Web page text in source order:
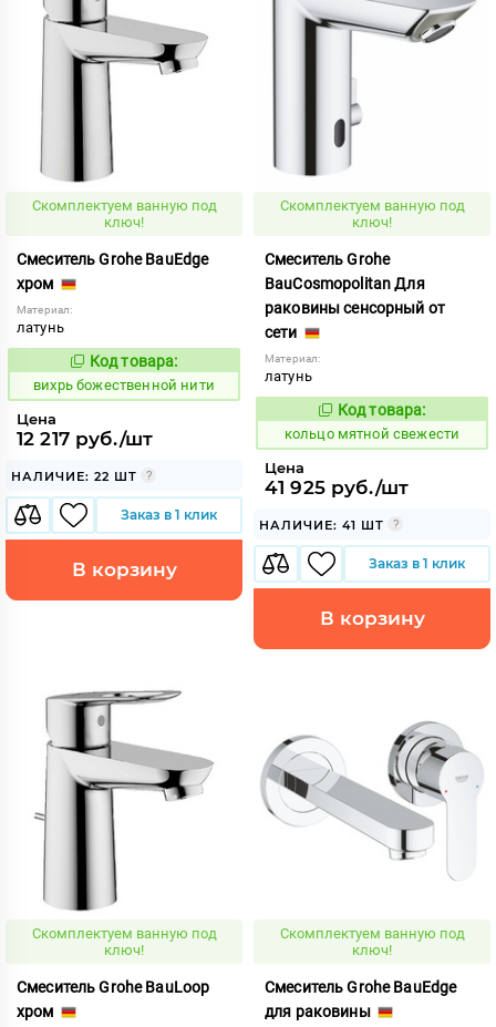
Скомплектуем ванную под
ключ!
Смеситель Grohe BauEdge
хром
Материал:
латунь
Код:
157060
Код товара:
вихрь божественной нити
Цена
12 217 руб./шт
НАЛИЧИЕ: 22 ШТ
Заказ в 1 клик
В корзину
Скомплектуем ванную под
ключ!
Смеситель Grohe
BauCosmopolitan Для
раковины сенсорный от
сети
Материал:
латунь
Код:
742208
Код товара:
кольцо мятной свежести
Цена
41 925 руб./шт
НАЛИЧИЕ: 41 ШТ
Заказ в 1 клик
В корзину
Скомплектуем ванную под
ключ!
Смеситель Grohe BauLoop
хром
Скомплектуем ванную под
ключ!
Смеситель Grohe BauEdge
для раковины